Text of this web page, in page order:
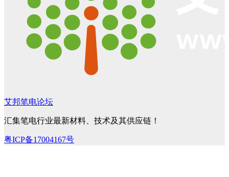
艾邦笔电论坛
汇集笔电行业最新材料、技术及其供应链！
粤ICP备17004167号